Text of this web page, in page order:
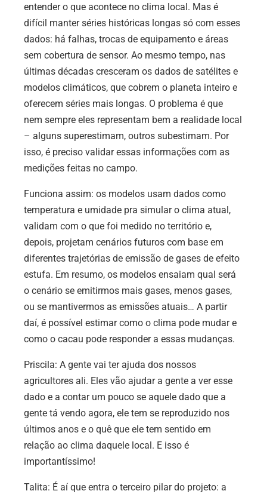
entender o que acontece no clima local. Mas é
difícil manter séries históricas longas só com esses
dados: há falhas, trocas de equipamento e áreas
sem cobertura de sensor. Ao mesmo tempo, nas
últimas décadas cresceram os dados de satélites e
modelos climáticos, que cobrem o planeta inteiro e
oferecem séries mais longas. O problema é que
nem sempre eles representam bem a realidade local
– alguns superestimam, outros subestimam. Por
isso, é preciso validar essas informações com as
medições feitas no campo.
Funciona assim: os modelos usam dados como
temperatura e umidade pra simular o clima atual,
validam com o que foi medido no território e,
depois, projetam cenários futuros com base em
diferentes trajetórias de emissão de gases de efeito
estufa. Em resumo, os modelos ensaiam qual será
o cenário se emitirmos mais gases, menos gases,
ou se mantivermos as emissões atuais… A partir
daí, é possível estimar como o clima pode mudar e
como o cacau pode responder a essas mudanças.
Priscila: A gente vai ter ajuda dos nossos
agricultores ali. Eles vão ajudar a gente a ver esse
dado e a contar um pouco se aquele dado que a
gente tá vendo agora, ele tem se reproduzido nos
últimos anos e o quê que ele tem sentido em
relação ao clima daquele local. E isso é
importantíssimo!
Talita: É aí que entra o terceiro pilar do projeto: a